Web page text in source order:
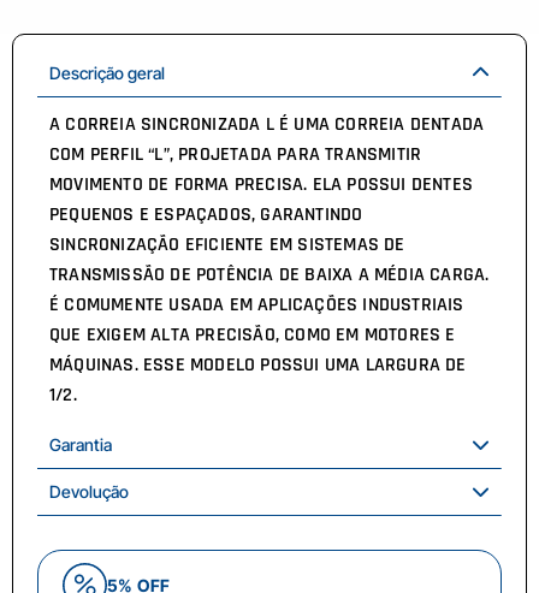
Descrição geral
A CORREIA SINCRONIZADA L É UMA CORREIA DENTADA
COM PERFIL “L”, PROJETADA PARA TRANSMITIR
MOVIMENTO DE FORMA PRECISA. ELA POSSUI DENTES
PEQUENOS E ESPAÇADOS, GARANTINDO
SINCRONIZAÇÃO EFICIENTE EM SISTEMAS DE
TRANSMISSÃO DE POTÊNCIA DE BAIXA A MÉDIA CARGA.
É COMUMENTE USADA EM APLICAÇÕES INDUSTRIAIS
QUE EXIGEM ALTA PRECISÃO, COMO EM MOTORES E
MÁQUINAS. ESSE MODELO POSSUI UMA LARGURA DE
1/2.
Garantia
Devolução
5% OFF